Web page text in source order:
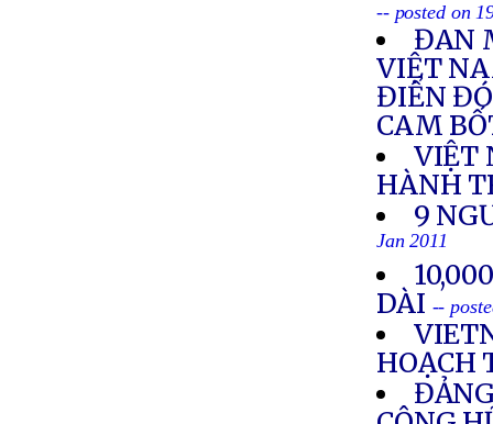
-- posted on
ĐAN
VIỆT
ĐIỂN
CAM
VIỆT
HÀNH
9
Jan 2011
DÀI --
HOẠCH